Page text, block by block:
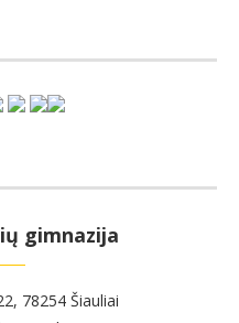
gimnazija
78254 Šiauliai